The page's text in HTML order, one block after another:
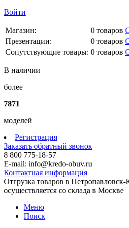
Войти
Магазин: 0 товаров
Презентации:
0 товаров
Сопутствующие товары: 0 товаров
В наличии
более
7871
моделей
Регистрация
Заказать обратный звонок
8 800 775-18-57
E-mail: info@kredo-obuv.ru
Контактная информация
Отгрузка товаров в Петропавловск-
осуществляется со склада в Москве
Меню
Поиск